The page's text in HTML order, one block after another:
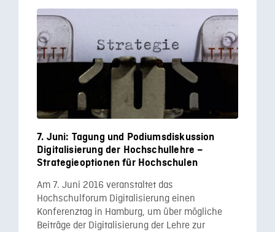
7. Juni: Tagung und Podiumsdiskussion
Digitalisierung der Hochschullehre –
Strategieoptionen für Hochschulen
Am 7. Juni 2016 veranstaltet das
Hochschulforum Digitalisierung einen
Konferenztag in Hamburg, um über mögliche
Beiträge der Digitalisierung der Lehre zur